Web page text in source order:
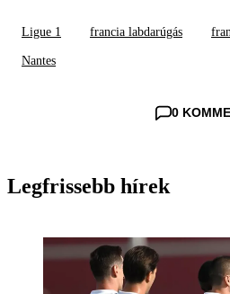
Ligue 1 francia labdarúgás
Nantes
0
Legfrissebb hírek